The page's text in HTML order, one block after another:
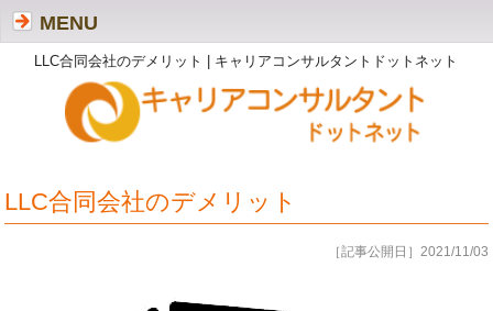
LLC合同会社のデメリット | キャリアコンサルタントドットネット
MENU
LLC合同会社のデメリット
［記事公開日］2021/11/03